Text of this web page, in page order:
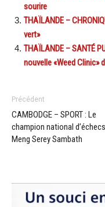
sourire
THAÏLANDE –
vert»
THAÏLANDE – SANTÉ
nouvelle «Weed Clinic»
Précédent
CAMBODGE – SPORT : Le
champion national
Meng Serey Sambath